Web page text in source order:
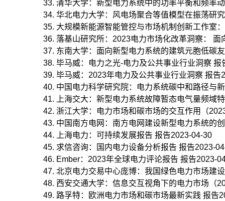
清华大学：新型电力系统中的功率平衡和频率
华北电力大学：风电场聚合等值模型在振荡研
大规模新能源智能管控与市场机制创新工作室
落基山研究所：2023电力市场化改革洞察：
东南大学：面向新型电力系统的建筑元胞低碳
毕马威：电力之光-电力及公共事业行业洞察 报
毕马威：2023年电力及公共事业行业洞察 报告
中国电力科学研究院：电力系统碳中和路径与
上海交大：新型电力系统故障暂态电气量频域
浙江大学：电力市场和碳市场的交互作用（
中国南方电网：南方电网建设新型电力系统的
上海电力：可持续发展报告 报告2023-04-30
求信咨询：国内电力设备分析报告 报告2023-
Ember：2023年全球电力评论报告 报告2023-
北京电力交易中心庞博：我国绿色电力市场建
西安交通大学：信息交互视角下的电力市场（
路孚特：欧洲电力市场和碳市场最新实践 报告